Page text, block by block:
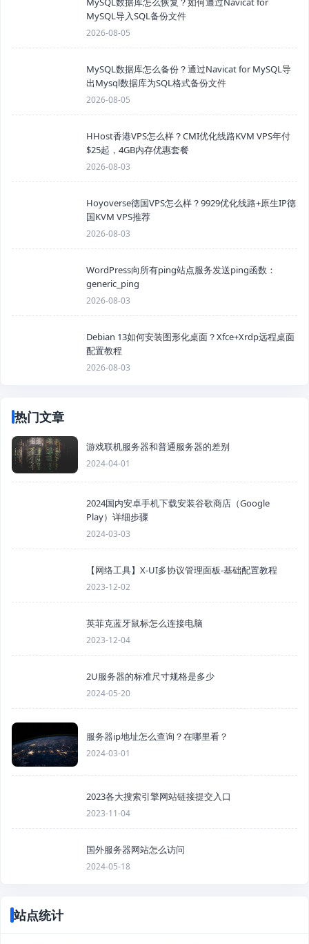
MySQL导入SQL备份文件
2026-08-05
MySQL数据库怎么备份？通过Navicat for MySQL导
出Mysql数据库为SQL格式备份文件
2026-08-05
HHost香港VPS怎么样？CMI优化线路KVM VPS年付
$25起，4GB内存优惠套餐
2026-08-03
Hoyoverse德国VPS怎么样？9929优化线路+原生IP德
国KVM VPS推荐
2026-08-03
WordPress向所有ping站点服务发送ping函数：
generic_ping
2026-08-03
Debian 13如何安装图形化桌面？Xfce+Xrdp远程桌面
配置教程
2026-08-03
热门文章
游戏联机服务器和普通服务器的差别
2024-04-01
2024国内安卓手机下载安装谷歌商店（Google
Play）详细步骤
2024-03-03
【网络工具】X-UI多协议管理面板-基础配置教程
2023-12-02
英菲克蓝牙鼠标怎么连接电脑
2023-12-04
2U服务器的标准尺寸规格是多少
2024-05-20
服务器ip地址怎么查询？在哪里看？
2024-03-01
2023各大搜索引擎网站链接提交入口
2023-11-04
国外服务器网站怎么访问
2024-05-18
站点统计